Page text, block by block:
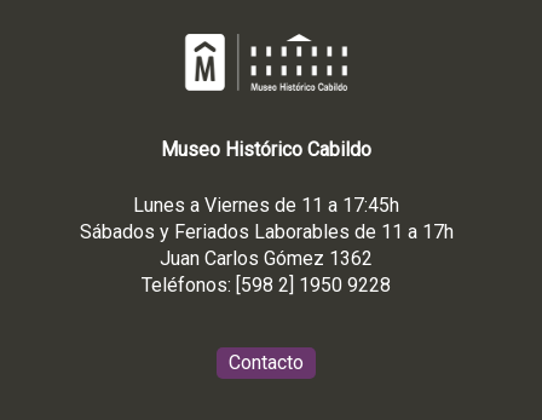
Museo Histórico Cabildo
Lunes a Viernes de 11 a 17:45h
Sábados y Feriados Laborables de 11 a 17h
Juan Carlos Gómez 1362
Teléfonos: [598 2] 1950 9228
Contacto